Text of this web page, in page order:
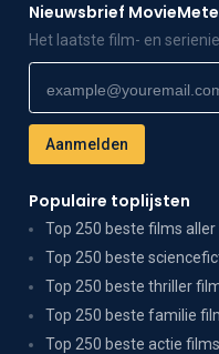
Nieuwsbrief
Het laatste film- en
Populaire toplijsten
Top 250 beste films aller
Top 250 beste
Top 250 beste thriller
Top 250 beste familie
Top 250 beste actie